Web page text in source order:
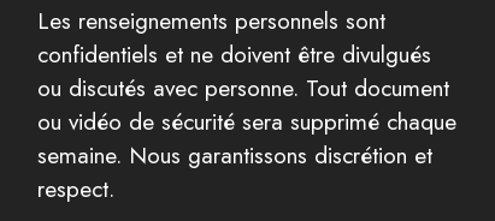
Les renseignements personnels sont
confidentiels et ne doivent être divulgués
ou discutés avec personne. Tout document
ou vidéo de sécurité sera supprimé chaque
semaine. Nous garantissons discrétion et
respect.